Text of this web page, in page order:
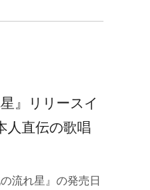
』リリースイ
直伝の歌唱
流れ星』の発売日